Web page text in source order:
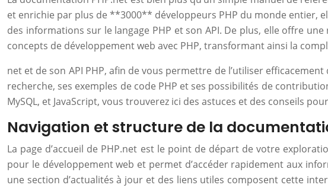
et enrichie par plus de **3000** développeurs PHP du monde entier,
des informations sur le langage PHP et son API. De plus, elle offre
concepts de développement web avec PHP, transformant ainsi la
net et de son API PHP, afin de vous permettre de l’utiliser
recherche, ses exemples de code PHP et ses possibilités de
MySQL, et JavaScript, vous trouverez ici des astuces et des conseils
Navigation et structure de la
La page d’accueil de PHP.net est le point de départ de votre
pour le développement web et permet d’accéder rapidement aux
une section d’actualités à jour et des liens utiles composent cette